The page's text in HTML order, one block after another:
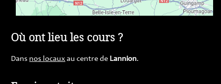
Où ont lieu les cours ?
Dans nos locauxau centre de Lannion.